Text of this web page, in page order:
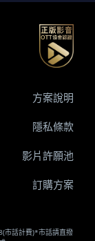
市話計費)*市話請直撥
方案說明
隱私條款
影片許願池
訂購方案